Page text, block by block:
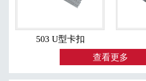
503 U型卡扣
查看更多